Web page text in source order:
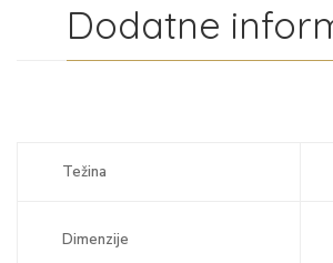
Dodatne
Težina
Dimenzije